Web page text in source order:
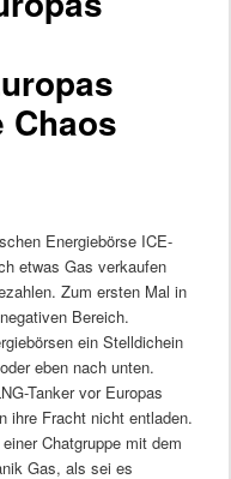
Chaos
Energiebörse ICE-
etwas Gas verkaufen
Zum ersten Mal in
Bereich.
ein Stelldichein
eben nach unten.
Tanker vor Europas
ihre Fracht nicht entladen.
Chatgruppe mit dem
Gas, als sei es